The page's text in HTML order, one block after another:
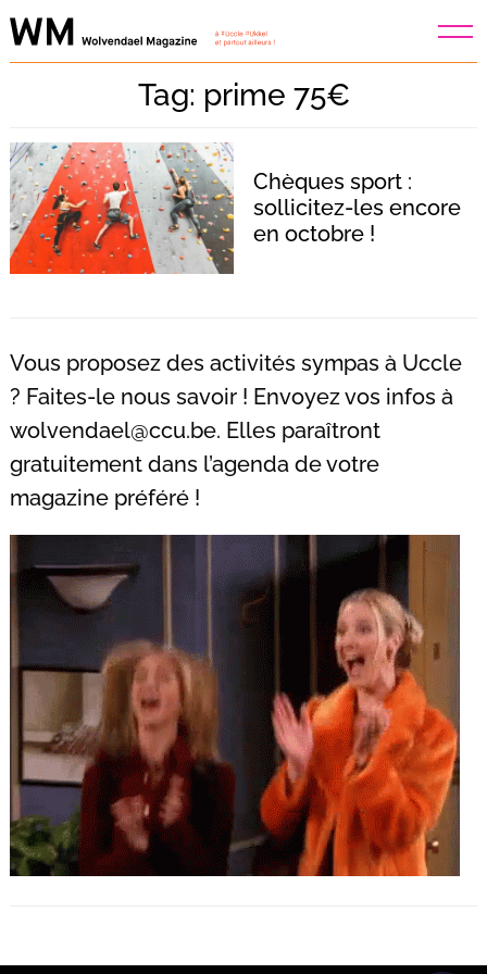
Skip
to
Tag: prime 75€
Chèques sport :
sollicitez-les encore
en octobre !
Vous proposez des activités sympas à Uccle
? Faites-le nous savoir ! Envoyez vos infos à
wolvendael@ccu.be. Elles paraîtront
gratuitement dans l’agenda de votre
magazine préféré !
Recherche
pour
: